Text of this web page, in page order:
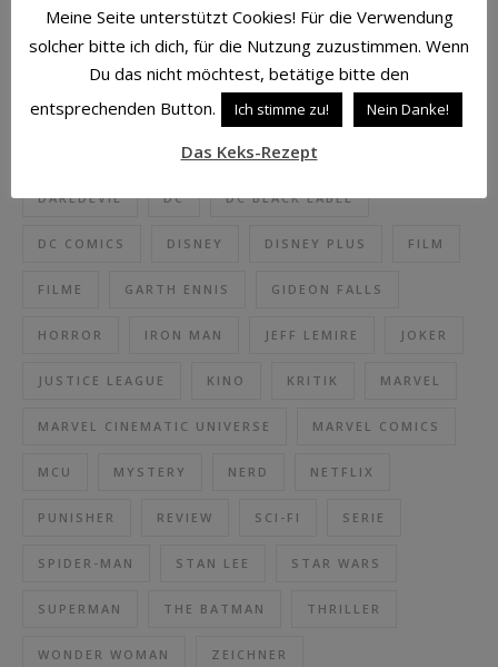
SCHLAGWÖRTER
AVENGERS
BATMAN BLU-RAY CAPTAIN AMERICA
COMICS CROSS CULT
DAREDEVIL DC DC BLACK LABEL
DC COMICS DISNEY DISNEY PLUS FILM
FILME GARTH ENNIS GIDEON FALLS
HORROR IRON MAN JEFF LEMIRE JOKER
JUSTICE LEAGUE KINO KRITIK MARVEL
MARVEL CINEMATIC UNIVERSE MARVEL COMICS
MCU MYSTERY NERD NETFLIX
PUNISHER REVIEW SCI-FI SERIE
SPIDER-MAN STAN LEE STAR WARS
SUPERMAN THE BATMAN THRILLER
WONDER WOMAN ZEICHNER
Meine Seite unterstützt Cookies! Für die Verwendung
solcher bitte ich dich, für die Nutzung zuzustimmen. Wenn
Du das nicht möchtest, betätige bitte den
entsprechenden Button.
Ich stimme zu! Nein Danke!
Das Keks-Rezept